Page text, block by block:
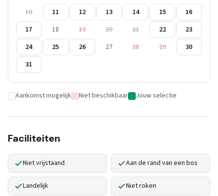
10
11 12 13 14 15
16
17
18 19 20 21 22
23
24
25 26 27 28 29
30
31
Aankomst mogelijk Niet beschikbaar Jouw selectie
Faciliteiten
Niet vrijstaand Aan de rand van een bos
Landelijk Niet roken